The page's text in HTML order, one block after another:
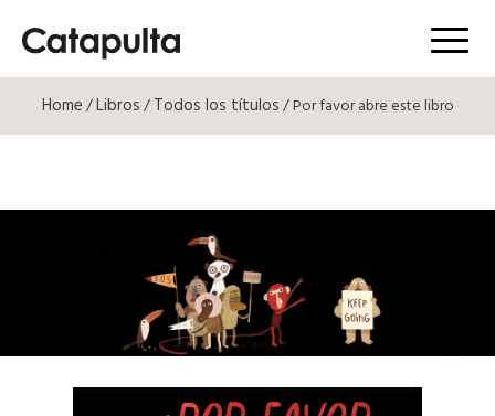
Menú
Home/Libros/Todos los títulos/ Por favor abre este libro